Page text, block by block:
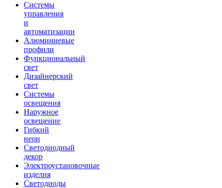
Системы
управления
и
автоматизации
Алюминиевые
профили
Функциональный
свет
Дизайнерский
свет
Системы
освещения
Наружное
освещение
Гибкий
неон
Светодиодный
декор
Электроустановочные
изделия
Светодиоды